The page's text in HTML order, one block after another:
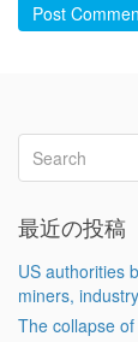
Post
最近の投稿
US authorities
miners,
The collapse